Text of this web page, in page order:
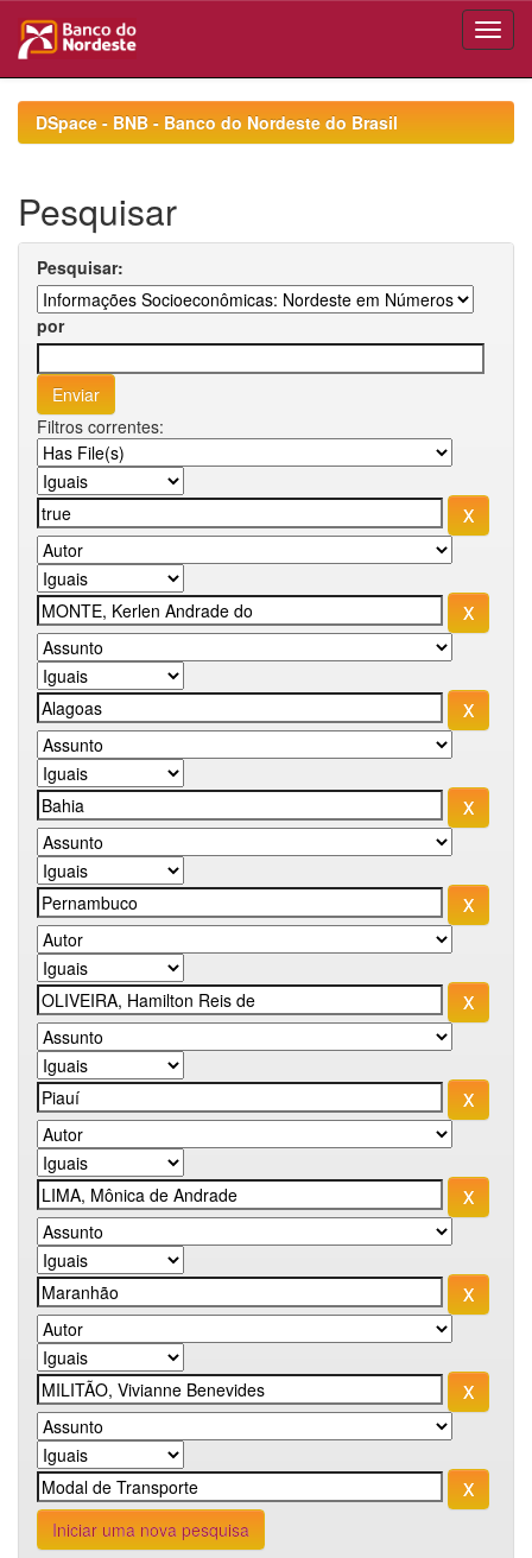
navigationDSpace - BNB - Banco do Nordeste do Brasil
Pesquisar
Pesquisar:
por
Filtros correntes:
Iniciar uma nova pesquisa